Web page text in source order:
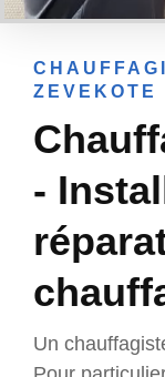
ZEVEKOTE
-
Un